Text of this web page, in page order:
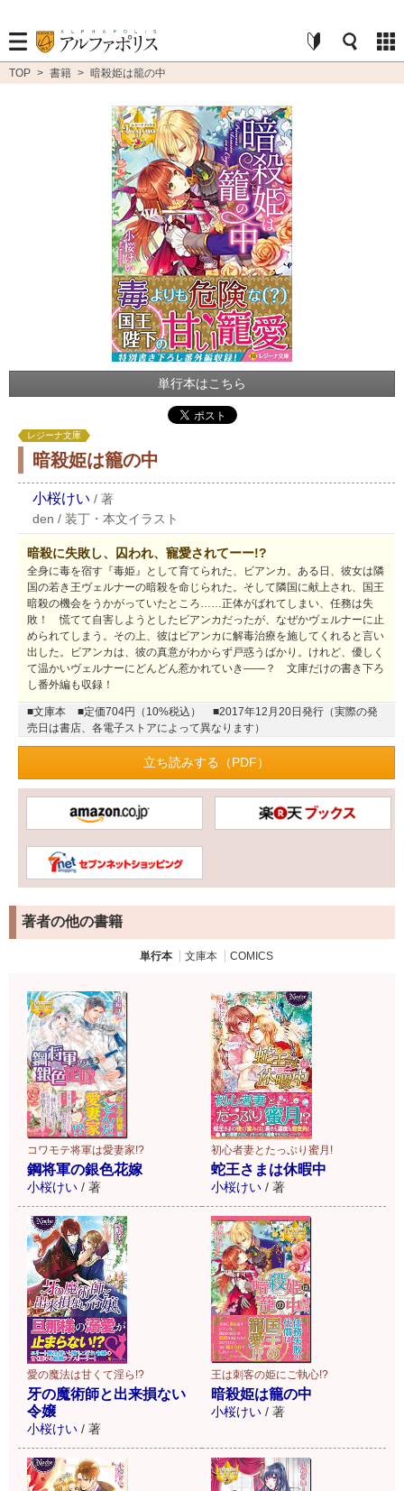
TOP > 書籍 > 暗殺姫は籠の中
単行本はこちら
レジーナ文庫
暗殺姫は籠の中
小桜けい / 著
den / 装丁・本文イラスト
暗殺に失敗し、囚われ、寵愛されてーー!?
全身に毒を宿す『毒姫』として育てられた、ビアンカ。ある日、彼女は隣
国の若き王ヴェルナーの暗殺を命じられた。そして隣国に献上され、国王
暗殺の機会をうかがっていたところ……正体がばれてしまい、任務は失
敗！ 慌てて自害しようとしたビアンカだったが、なぜかヴェルナーに止
められてしまう。その上、彼はビアンカに解毒治療を施してくれると言い
出した。ビアンカは、彼の真意がわからず戸惑うばかり。けれど、優しく
て温かいヴェルナーにどんどん惹かれていき――？ 文庫だけの書き下ろ
し番外編も収録！
■文庫本 ■定価704円（10%税込）
■2017年12月20日発行（実際の発
売日は書店、各電子ストアによって異なります）
立ち読みする（PDF）
著者の他の書籍
単行本 文庫本 COMICS
コワモテ将軍は愛妻家!?
鋼将軍の銀色花嫁
小桜けい / 著
初心者妻とたっぷり蜜月!
蛇王さまは休暇中
小桜けい / 著
愛の魔法は甘くて淫ら!?
牙の魔術師と出来損ない
令嬢
小桜けい / 著
王は刺客の姫にご執心!?
暗殺姫は籠の中
小桜けい / 著